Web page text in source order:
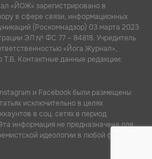
«ЙОЖ» зарегистрировано в
в сфере связи, информационных
(Роскомнадзор) 03 марта 2023
ЭЛ № ФС 77 – 84818. Учредитель
«Йога Журнал»,
Т.В. Контактные данные редакции:
и Facebook были размещены
исключительно в целях
в соц. сетях в период
информация не предназначена для
идеологии в любой форме.